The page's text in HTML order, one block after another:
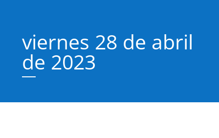
viernes 28 de abril
de 2023